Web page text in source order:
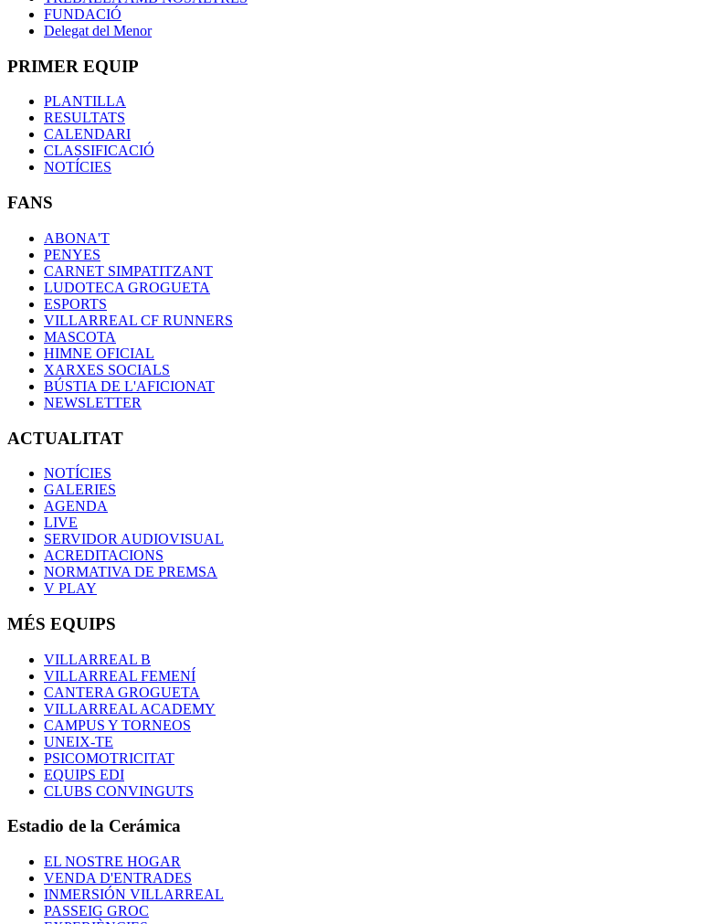
FUNDACIÓ
Delegat del Menor
PRIMER EQUIP
PLANTILLA
RESULTATS
CALENDARI
CLASSIFICACIÓ
NOTÍCIES
FANS
ABONA'T
PENYES
CARNET SIMPATITZANT
LUDOTECA GROGUETA
ESPORTS
VILLARREAL CF RUNNERS
MASCOTA
HIMNE OFICIAL
XARXES SOCIALS
BÚSTIA DE L'AFICIONAT
NEWSLETTER
ACTUALITAT
NOTÍCIES
GALERIES
AGENDA
LIVE
SERVIDOR AUDIOVISUAL
ACREDITACIONS
NORMATIVA DE PREMSA
V PLAY
MÉS EQUIPS
VILLARREAL B
VILLARREAL FEMENÍ
CANTERA GROGUETA
VILLARREAL ACADEMY
CAMPUS Y TORNEOS
UNEIX-TE
PSICOMOTRICITAT
EQUIPS EDI
CLUBS CONVINGUTS
Estadio de la Cerámica
EL NOSTRE HOGAR
VENDA D'ENTRADES
INMERSIÓN VILLARREAL
PASSEIG GROC